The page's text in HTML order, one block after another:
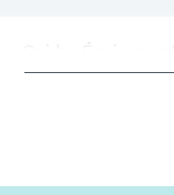
Guide :
Guide :